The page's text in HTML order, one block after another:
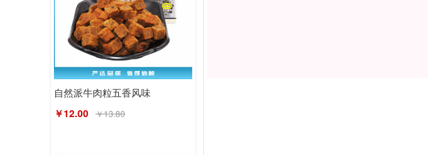
自然派牛肉粒五香风味
￥12.00 ￥13.80